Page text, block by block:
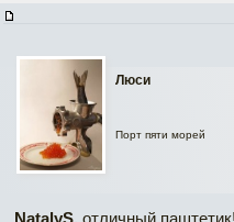
Люси
Порт пяти морей
NatalyS, отличный паштетик!